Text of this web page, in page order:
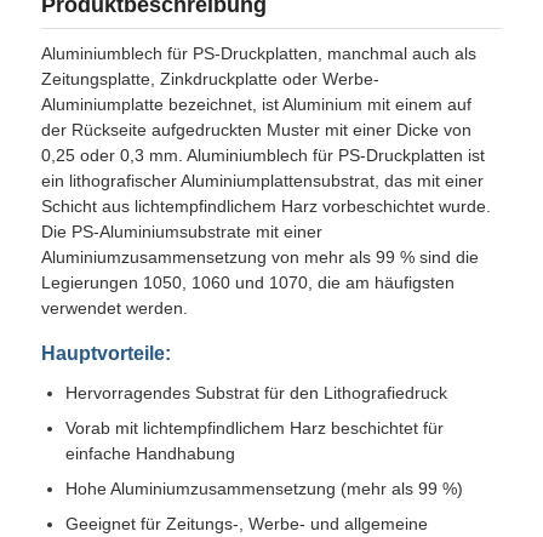
Aluminiumblech für PS-Druckplatten, manchmal auch als
Zeitungsplatte, Zinkdruckplatte oder Werbe-
Aluminiumplatte bezeichnet, ist Aluminium mit einem auf
der Rückseite aufgedruckten Muster mit einer Dicke von
0,25 oder 0,3 mm. Aluminiumblech für PS-Druckplatten ist
ein lithografischer Aluminiumplattensubstrat, das mit einer
Schicht aus lichtempfindlichem Harz vorbeschichtet wurde.
Die PS-Aluminiumsubstrate mit einer
Aluminiumzusammensetzung von mehr als 99 % sind die
Legierungen 1050, 1060 und 1070, die am häufigsten
verwendet werden.
Hauptvorteile:
Hervorragendes Substrat für den Lithografiedruck
Vorab mit lichtempfindlichem Harz beschichtet für
einfache Handhabung
Hohe Aluminiumzusammensetzung (mehr als 99 %)
Geeignet für Zeitungs-, Werbe- und allgemeine